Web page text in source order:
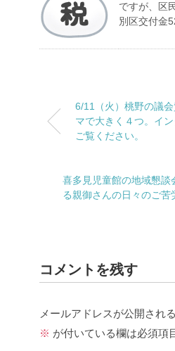
ですが、区
別区交付金
6/11（火）桃野の議
マで大きく４つ。イ
ご覧ください。
喜多見児童館の地域懇談
る親御さんの日々のご苦
コメントを残す
メールアドレスが公開され
※ が付いている欄は必須項